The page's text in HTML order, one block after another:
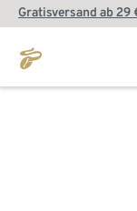
Gratisversand ab 29